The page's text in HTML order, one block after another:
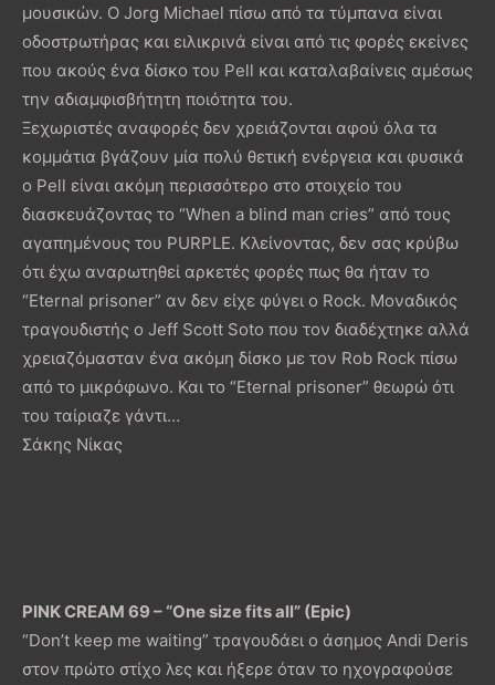
μουσικών. Ο Jorg Michael πίσω από τα τύμπανα είναι
οδοστρωτήρας και ειλικρινά είναι από τις φορές εκείνες
που ακούς ένα δίσκο του Pell και καταλαβαίνεις αμέσως
την αδιαμφισβήτητη ποιότητα του.
Ξεχωριστές αναφορές δεν χρειάζονται αφού όλα τα
κομμάτια βγάζουν μία πολύ θετική ενέργεια και φυσικά
ο Pell είναι ακόμη περισσότερο στο στοιχείο του
διασκευάζοντας το “When a blind man cries” από τους
αγαπημένους του PURPLE. Κλείνοντας, δεν σας κρύβω
ότι έχω αναρωτηθεί αρκετές φορές πως θα ήταν το
“Eternal prisoner” αν δεν είχε φύγει ο Rock. Μοναδικός
τραγουδιστής ο Jeff Scott Soto που τον διαδέχτηκε αλλά
χρειαζόμασταν ένα ακόμη δίσκο με τον Rob Rock πίσω
από το μικρόφωνο. Και το “Eternal prisoner” θεωρώ ότι
του ταίριαζε γάντι…
Σάκης Νίκας
PINK CREAM 69 – “One size fits all” (Epic)
“Don’t keep me waiting” τραγουδάει ο άσημος Andi Deris
στον πρώτο στίχο λες και ήξερε όταν το ηχογραφούσε